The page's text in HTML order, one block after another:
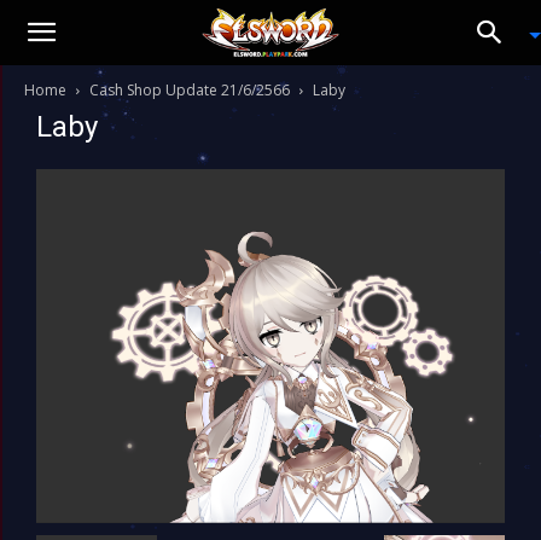
Home Cash Shop Update 21/6/2566 Laby
Laby